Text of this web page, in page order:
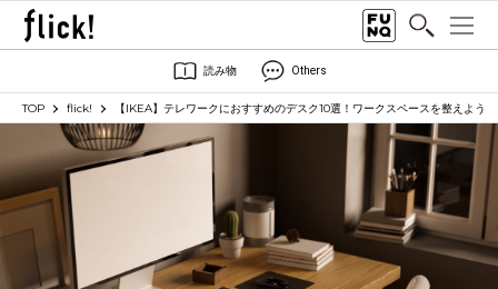
読み物 Others
TOP flick! 【IKEA】テレワークにおすすめのデスク10選！ワークスペースを整えよう